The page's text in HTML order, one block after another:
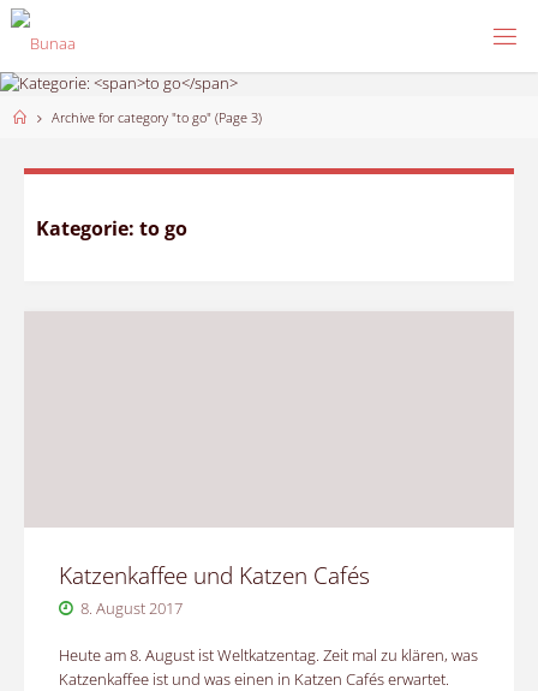
Skip
to
HomeArchive for category "to go" (Page 3)
Kategorie: to go
Katzenkaffee und Katzen Cafés
8. August 2017
Heute am 8. August ist Weltkatzentag. Zeit mal zu klären, was
Katzenkaffee ist und was einen in Katzen Cafés erwartet.